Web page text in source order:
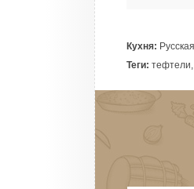
Кухня: Русская
Теги: